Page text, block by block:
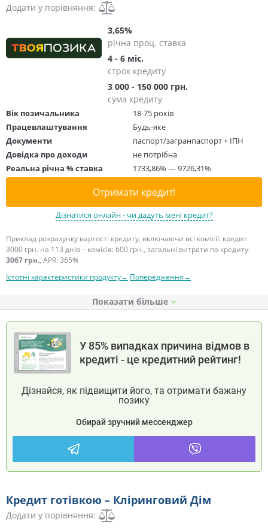
Додати у порівняння:
3,65%
річна проц. ставка
4 - 6 міс.
строк кредиту
3 000 - 150 000 грн.
сума кредиту
Вік позичальника
18-75 років
Працевлаштування
Будь-яке
Документи
паспорт/загранпаспорт + ІПН
Довідка про доходи
не потрібна
Реальна річна % ставка
1733,86% — 9726,31%
Отримати кредит!
Дізнатися онлайн - чи дадуть мені кредит?
Приклад розрахунку вартості кредиту, включаючи всі комісії: кредит
3000 грн. на 113 днів – комісія: 600 грн., загальні витрати по кредиту:
3067 грн., APR: 365%
Істотні характеристики продукту→ Попередження→
Показати
У 85% випадках причина відмов в
кредиті - це кредитний рейтинг!
Дізнайся, як підвищити його, та отримати бажану
позику
Обирай зручний мессенджер
Кредит готівкою – Кліринговий Дім
Додати у порівняння: